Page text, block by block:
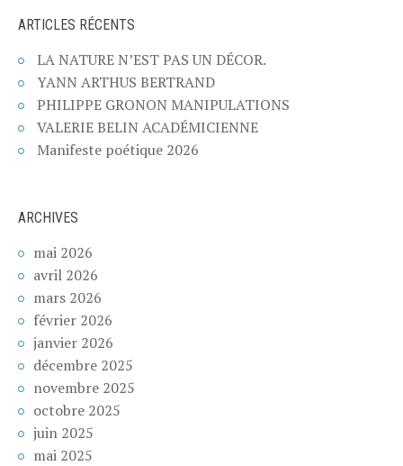
ARTICLES RÉCENTS
LA NATURE N’EST PAS UN DÉCOR.
YANN ARTHUS BERTRAND
PHILIPPE GRONON MANIPULATIONS
VALERIE BELIN ACADÉMICIENNE
Manifeste poétique 2026
ARCHIVES
mai 2026
avril 2026
mars 2026
février 2026
janvier 2026
décembre 2025
novembre 2025
octobre 2025
juin 2025
mai 2025